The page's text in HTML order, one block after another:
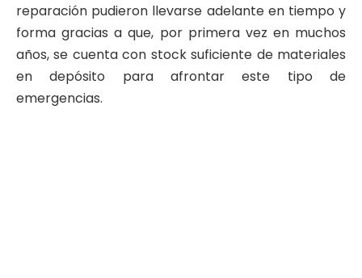
reparación pudieron llevarse adelante en tiempo y
forma gracias a que, por primera vez en muchos
años, se cuenta con stock suficiente de materiales
en depósito para afrontar este tipo de
emergencias.